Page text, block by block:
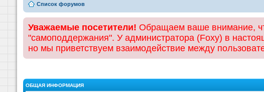
Список форумов
Уважаемые посетители! Обращаем ваше внимание,
"самоподдержания". У администратора (Foxy) в
но мы приветствуем взаимодействие между
ОБЩАЯ ИНФОРМАЦИЯ